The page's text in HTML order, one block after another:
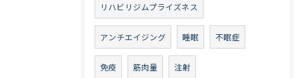
リハビリジムプライズネス
アンチエイジング 睡眠 不眠症
免疫 筋肉量 注射